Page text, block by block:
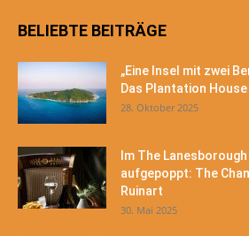
BELIEBTE BEITRÄGE
„Eine Insel mit zwei
Das Plantation
28. Oktober 2025
Im The
aufgepoppt: The
Ruinart
30. Mai 2025